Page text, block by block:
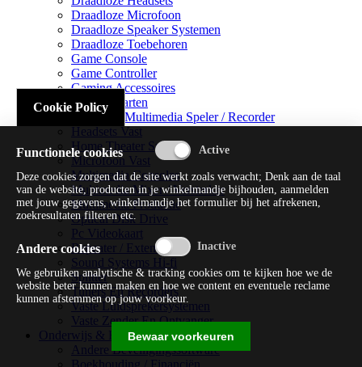
Draadloze Microfoon
Draadloze Speaker Systemen
Draadloze Toebehoren
Game Console
Game Controller
Gaming Accessoires
Geluidskaarten
Handheld Multimedia Speler / Recorder
Headsets Vast
Home Theater Systems
Microfoon Vast
Multimedia Consoles
Multimedia Mixer / Versterker
Multimedia Productie
Optical Disk Drive
Pc Videokaart
Repeater / Extender
Sound Systems Hi-fi
Splitter
Tuners En Recorders
Vaste Luidsprekersystemen
Vaste Zender En Ontvanger
Onderwijs & Recreatie
Andere Beveiligingssoftware
Cookie Policy
Functionele cookies
Deze cookies zorgen dat de site werkt zoals verwacht; Denk aan de taal
van de website, producten in je winkelmandje bijhouden, aanmelden
met jouw gegevens, winkelmandje het formulier bij het afrekenen,
zoekresultaten filteren etc.
Andere cookies
We gebruiken analytische & tracking cookies om te kijken hoe we de
website beter kunnen maken en hoe we content en eventuele reclame
kunnen afstemmen op jouw voorkeur.
Bewaar voorkeuren